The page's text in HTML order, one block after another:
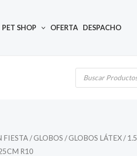
PET SHOP OFERTA DESPACHO
Búsqueda
FIESTA /GLOBOS /GLOBOS LÁTEX /
R10